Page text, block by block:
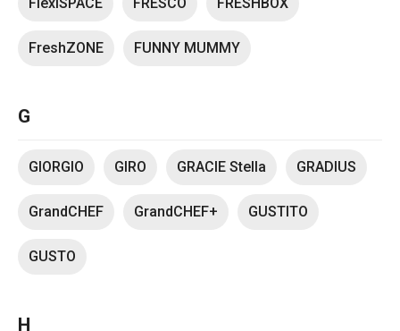
FreshZONE FUNNY MUMMY
G
GIORGIO GIRO GRACIE Stella GRADIUS
GrandCHEF GrandCHEF+ GUSTITO
GUSTO
H